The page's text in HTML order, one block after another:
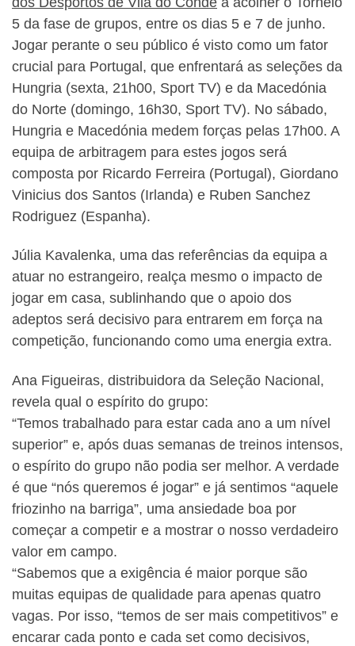
5 da fase de grupos, entre os dias 5 e 7 de junho.
Jogar perante o seu público é visto como um fator
crucial para Portugal, que enfrentará as seleções da
Hungria (sexta, 21h00, Sport TV) e da Macedónia
do Norte (domingo, 16h30, Sport TV). No sábado,
Hungria e Macedónia medem forças pelas 17h00. A
equipa de arbitragem para estes jogos será
composta por Ricardo Ferreira (Portugal), Giordano
Vinicius dos Santos (Irlanda) e Ruben Sanchez
Rodriguez (Espanha).
Júlia Kavalenka, uma das referências da equipa a
atuar no estrangeiro, realça mesmo o impacto de
jogar em casa, sublinhando que o apoio dos
adeptos será decisivo para entrarem em força na
competição, funcionando como uma energia extra.
Ana Figueiras, distribuidora da Seleção Nacional,
revela qual o espírito do grupo:
“Temos trabalhado para estar cada ano a um nível
superior” e, após duas semanas de treinos intensos,
o espírito do grupo não podia ser melhor. A verdade
é que “nós queremos é jogar” e já sentimos “aquele
friozinho na barriga”, uma ansiedade boa por
começar a competir e a mostrar o nosso verdadeiro
valor em campo.
“Sabemos que a exigência é maior porque são
muitas equipas de qualidade para apenas quatro
vagas. Por isso, “temos de ser mais competitivos” e
encarar cada ponto e cada set como decisivos,